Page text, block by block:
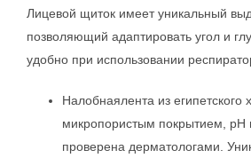
Лицевой щиток имеет уникальный
позволяющий адаптировать угол и
удобно при использовании
Налобнаялента из египетского
микропористым покрытием, рН
проверена дерматологами.